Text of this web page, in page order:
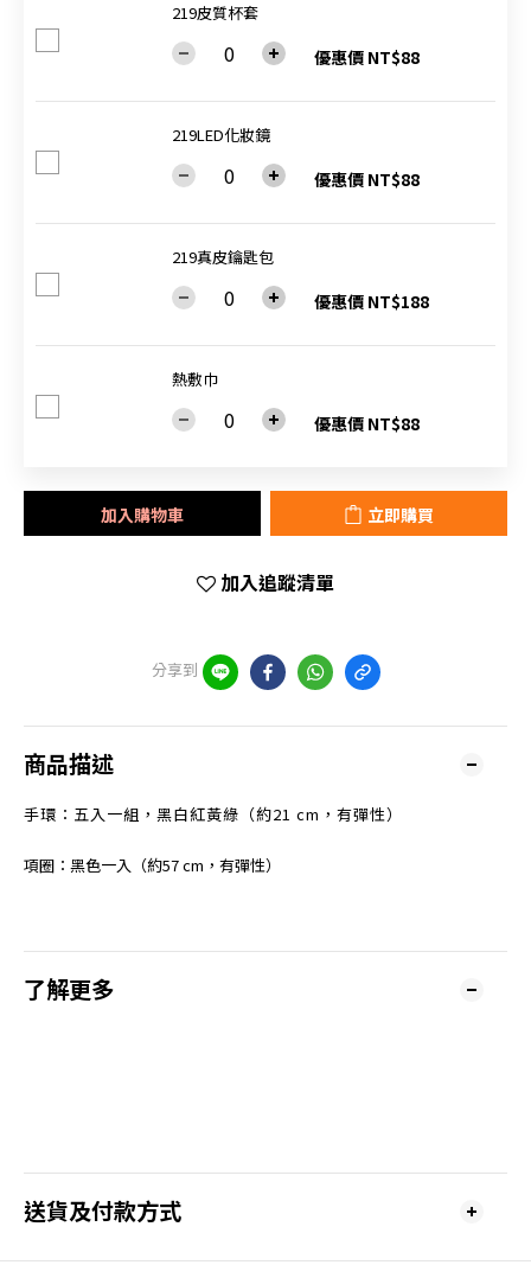
219皮質杯套
優惠價 NT$88
219LED化妝鏡
優惠價 NT$88
219真皮鑰匙包
優惠價 NT$188
熱敷巾
優惠價 NT$88
加入購物車 立即購買
加入追蹤清單
分享到
商品描述
手環：五入一組，黑白紅黃綠（約21 cm，有彈性）
項圈：黑色一入（約57 cm，有彈性）
了解更多
送貨及付款方式